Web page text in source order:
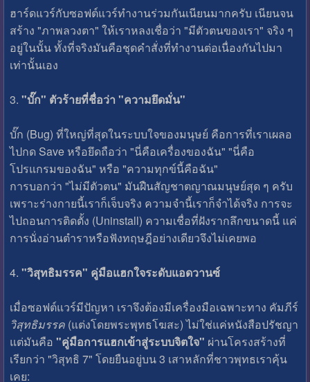
ฮาร์ดแวร์กับซอฟต์แวร์ทำงานร่วมกันเนียนมากครับ เนียนจน
สร้าง "ภาพลวงตา" ให้เราหลงเชื่อว่า "มีตัวตนของเรา" จริง ๆ
อยู่ในนั้น ทั้งที่จริงมันคือชุดคำสั่งที่ทำงานต่อเนื่องกันไปมา
เท่านั้นเอง
3. "บั๊ก" ตัวร้ายที่ชื่อว่า "ความยึดมั่น"
บั๊ก (Bug) ที่ใหญ่ที่สุดในระบบใจของมนุษย์ คือการที่เราเผลอ
ไปกด Save หรือยึดถือว่า "นี่คือเครื่องของฉัน" "นี่คือ
โปรแกรมของฉัน" หรือ "ความทุกข์นี้คือฉัน"
การบอกว่า "ไม่มีตัวตน" มันฝืนสัญชาตญาณมนุษย์สุด ๆ ครับ
เพราะร่างกายนี้เราก็เจ็บจริง ความจำนี้เราก็จำได้จริง การจะ
ไปถอนการติดตั้ง (Uninstall) ความเชื่อที่ฝังรากลึกขนาดนี้ แค่
การนั่งอ่านตำราหรือฟังทฤษฎีอย่างเดียวจึงไม่เคยพอ
4. "วิสุทธิมรรค" คู่มือแฮกใจระดับแอดวานซ์
เมื่อซอฟต์แวร์มีปัญหา เราจึงต้องมีเครื่องมือเฉพาะทาง คัมภีร์
วิสุทธิมรรค(แต่งโดยพระพุทธโฆสะ) ไม่ใช่แค่หนังสือปรัชญา
แต่มันคือ "คู่มือการแฮกเข้าสู่ระบบจิตใจ" ผ่านโครงสร้างที่
เรียกว่า "วิสุทธิ 7" โดยยืนอยู่บน 3 เสาหลักที่ชาวพุทธเราคุ้น
เคย: